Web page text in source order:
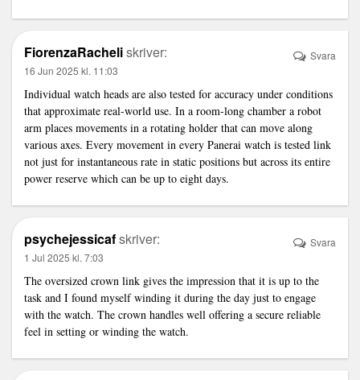
FiorenzaRacheliskriver:
16 Jun 2025 kl. 11:03
Individual watch heads are also tested for accuracy under conditions
that approximate real-world use. In a room-long chamber a robot
arm places movements in a rotating holder that can move along
various axes. Every movement in every Panerai watch is tested link
not just for instantaneous rate in static positions but across its entire
power reserve which can be up to eight days.
Svara
psychejessicafskriver:
1 Jul 2025 kl. 7:03
The oversized crown link gives the impression that it is up to the
task and I found myself winding it during the day just to engage
with the watch. The crown handles well offering a secure reliable
feel in setting or winding the watch.
Svara